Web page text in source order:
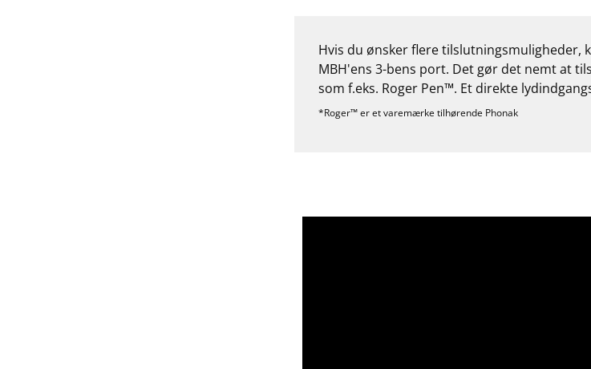
Hvis du ønsker flere tilslutningsmuligheder,
MBH'ens 3-bens port. Det gør det nemt at
som f.eks. Roger Pen™. Et direkte
*Roger™ er et varemærke tilhørende Phonak